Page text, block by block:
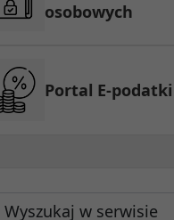
osobowych
Portal E-podatki
Wyszukaj